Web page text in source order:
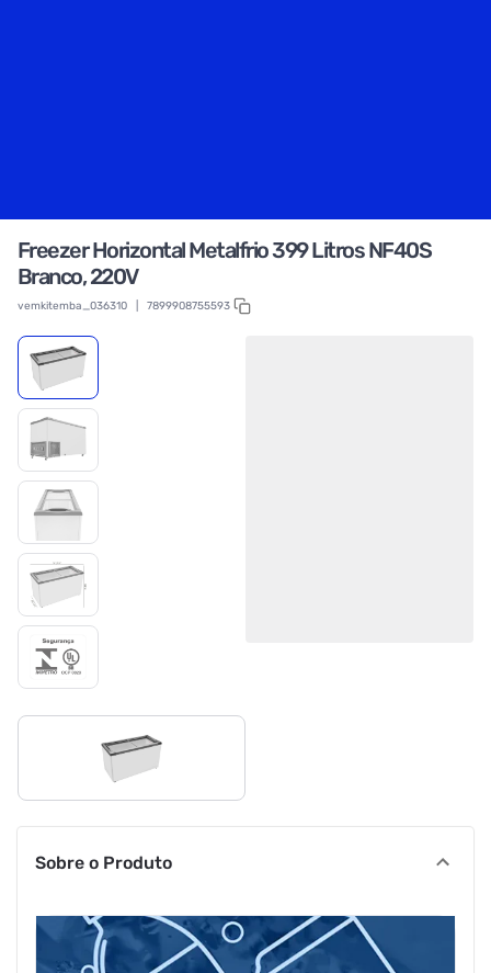
Freezer Horizontal Metalfrio 399 Litros NF40S
Branco, 220V
vemkitemba_036310 7899908755593
Sobre o Produto